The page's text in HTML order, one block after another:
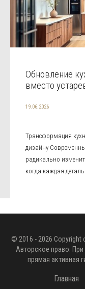
Обновление
вместо
19.06.2026
Трансформация
дизайну
радикально
когда каждая
© 2016 - 2026 Copyright
Авторское право.
прямая активная
Главная